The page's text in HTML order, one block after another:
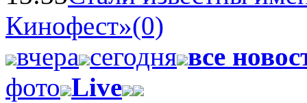
Кинофест»(0)
вчера сегодня все
фото Live